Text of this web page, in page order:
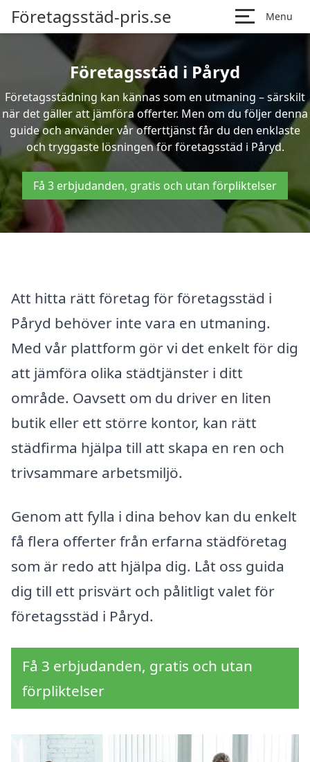
Företagsstäd-pris.se Menu
Företagsstäd i Påryd
Företagsstädning kan kännas som en utmaning – särskilt
när det gäller att jämföra offerter. Men om du följer denna
guide och använder vår offerttjänst får du den enklaste
och tryggaste lösningen för företagsstäd i Påryd.
Få 3 erbjudanden, gratis och utan förpliktelser
Att hitta rätt företag för företagsstäd i
Påryd behöver inte vara en utmaning.
Med vår plattform gör vi det enkelt för dig
att jämföra olika städtjänster i ditt
område. Oavsett om du driver en liten
butik eller ett större kontor, kan rätt
städfirma hjälpa till att skapa en ren och
trivsammare arbetsmiljö.
Genom att fylla i dina behov kan du enkelt
få flera offerter från erfarna städföretag
som är redo att hjälpa dig. Låt oss guida
dig till ett prisvärt och pålitligt valet för
företagsstäd i Påryd.
Få 3 erbjudanden, gratis och utan
förpliktelser